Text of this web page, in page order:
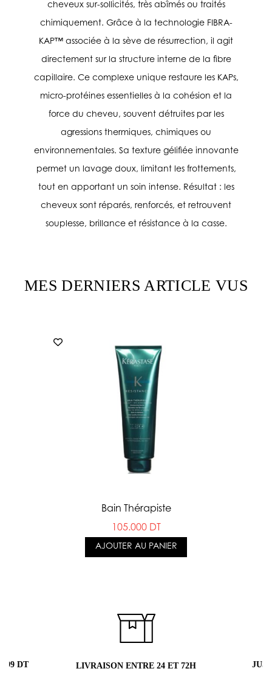
cheveux sur-sollicités, très abîmés ou traités
chimiquement. Grâce à la technologie FIBRA-
KAP™ associée à la sève de résurrection, il agit
directement sur la structure interne de la fibre
capillaire. Ce complexe unique restaure les KAPs,
micro-protéines essentielles à la cohésion et la
force du cheveu, souvent détruites par les
agressions thermiques, chimiques ou
environnementales. Sa texture gélifiée innovante
permet un lavage doux, limitant les frottements,
tout en apportant un soin intense. Résultat : les
cheveux sont réparés, renforcés, et retrouvent
souplesse, brillance et résistance à la casse.
MES DERNIERS ARTICLE VUS
Bain Thérapiste
105.000 DT
AJOUTER AU PANIER
99 DT LIVRAISON ENTRE 24 ET 72H